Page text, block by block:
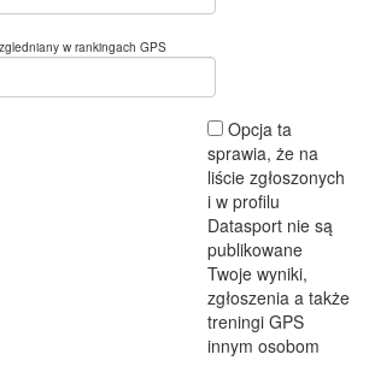
w rankingach GPS
Opcja ta
sprawia, że na
liście zgłoszonych
i w profilu
Datasport nie są
publikowane
Twoje wyniki,
zgłoszenia a także
treningi GPS
innym osobom